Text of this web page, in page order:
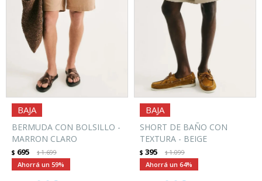
BERMUDA CON BOLSILLO -
MARRON CLARO
$ 695 $1.699
59
SHORT DE BAÑO CON
TEXTURA - BEIGE
$ 395 $1.099
64